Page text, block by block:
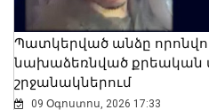
Պատկերված անձը
նախաձեռնված քրեական
շրջանակներում
09 Օգոստոս, 2026 17:33